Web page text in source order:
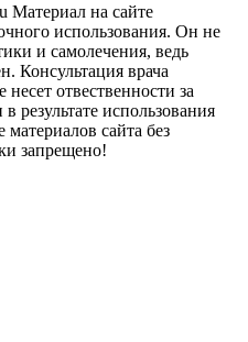
Материал на сайте
использования. Он не
и самолечения, ведь
Консультация врача
отвественности за
результате использования
сайта без
запрещено!